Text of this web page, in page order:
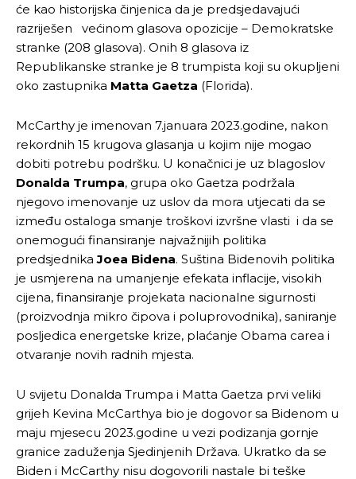
će kao historijska činjenica da je predsjedavajući
razriješen većinom glasova opozicije – Demokratske
stranke (208 glasova). Onih 8 glasova iz
Republikanske stranke je 8 trumpista koji su okupljeni
oko zastupnika Matta Gaetza (Florida).
McCarthy je imenovan 7.januara 2023.godine, nakon
rekordnih 15 krugova glasanja u kojim nije mogao
dobiti potrebu podršku. U konačnici je uz blagoslov
Donalda Trumpa, grupa oko Gaetza podržala
njegovo imenovanje uz uslov da mora utjecati da se
između ostaloga smanje troškovi izvršne vlasti i da se
onemogući finansiranje najvažnijih politika
predsjednikaJoea Bidena. Suština Bidenovih politika
je usmjerena na umanjenje efekata inflacije, visokih
cijena, finansiranje projekata nacionalne sigurnosti
(proizvodnja mikro čipova i poluprovodnika), saniranje
posljedica energetske krize, plaćanje Obama carea i
otvaranje novih radnih mjesta.
U svijetu Donalda Trumpa i Matta Gaetza prvi veliki
grijeh Kevina McCarthya bio je dogovor sa Bidenom u
maju mjesecu 2023.godine u vezi podizanja gornje
granice zaduženja Sjedinjenih Država. Ukratko da se
Biden i McCarthy nisu dogovorili nastale bi teške